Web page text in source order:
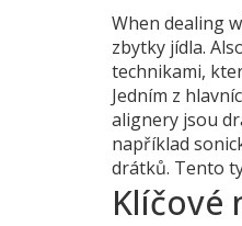
When dealing
zbytky jídla.
technikami,
Jedním z
alignery jsou
například
drátků. Tento
Klíčové